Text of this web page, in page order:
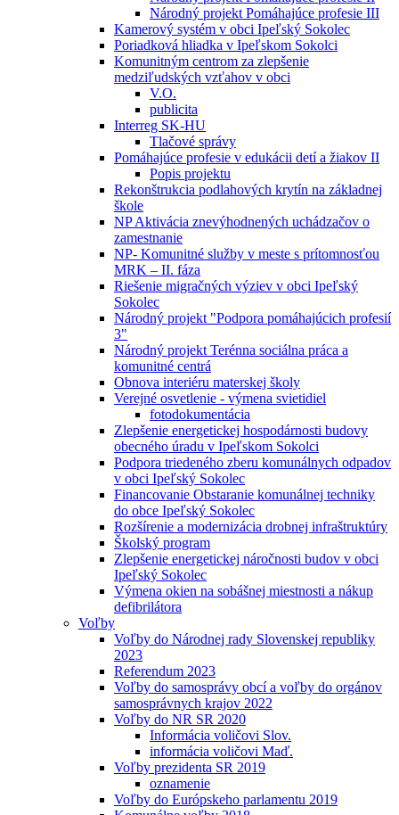
Národný projekt Pomáhajúce profesie III
Kamerový systém v obci Ipeľský Sokolec
Poriadková hliadka v Ipeľskom Sokolci
Komunitným centrom za zlepšenie
medziľudských vzťahov v obci
V.O.
publicita
Interreg SK-HU
Tlačové správy
Pomáhajúce profesie v edukácii detí a žiakov II
Popis projektu
Rekonštrukcia podlahových krytín na základnej
škole
NP Aktivácia znevýhodnených uchádzačov o
zamestnanie
NP- Komunitné služby v meste s prítomnosťou
MRK – II. fáza
Riešenie migračných výziev v obci Ipeľský
Sokolec
Národný projekt "Podpora pomáhajúcich profesií
3"
Národný projekt Terénna sociálna práca a
komunitné centrá
Obnova interiéru materskej školy
Verejné osvetlenie - výmena svietidiel
fotodokumentácia
Zlepšenie energetickej hospodárnosti budovy
obecného úradu v Ipeľskom Sokolci
Podpora triedeného zberu komunálnych odpadov
v obci Ipeľský Sokolec
Financovanie Obstaranie komunálnej techniky
do obce Ipeľský Sokolec
Rozšírenie a modernizácia drobnej infraštruktúry
Školský program
Zlepšenie energetickej náročnosti budov v obci
Ipeľský Sokolec
Výmena okien na sobášnej miestnosti a nákup
defibrilátora
Voľby
Voľby do Národnej rady Slovenskej republiky
2023
Referendum 2023
Voľby do samosprávy obcí a voľby do orgánov
samosprávnych krajov 2022
Voľby do NR SR 2020
Informácia voličovi Slov.
informácia voličovi Maď.
Voľby prezidenta SR 2019
oznamenie
Voľby do Európskeho parlamentu 2019